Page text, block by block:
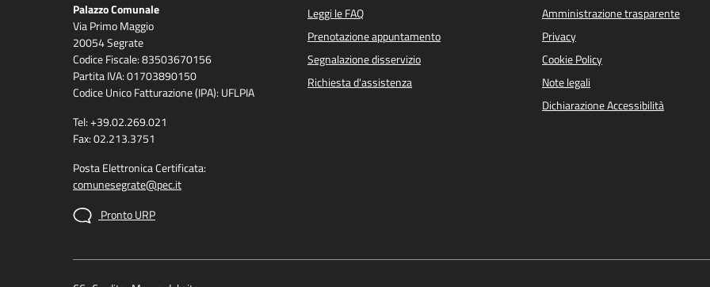
Palazzo Comunale
Via Primo Maggio
20054 Segrate
Codice Fiscale: 83503670156
Partita IVA: 01703890150
Codice Unico Fatturazione (IPA): UFLPIA
Tel: +39.02.269.021
Fax: 02.213.3751
Posta Elettronica Certificata:
comunesegrate@pec.it
Pronto URP
Leggi le FAQ
Prenotazione appuntamento
Segnalazione disservizio
Richiesta d'assistenza
Amministrazione trasparente
Privacy
Cookie Policy
Note legali
Dichiarazione Accessibilità